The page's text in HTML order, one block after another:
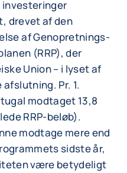
drevet af den
af Genopretnings-
(RRP), der
Union – i lyset af
Pr. 1.
modtaget 13,8
RRP-beløb).
modtage mere end
sidste år,
være betydeligt